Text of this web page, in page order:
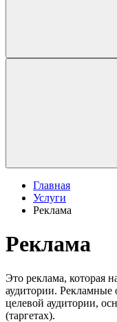
Главная
Услуги
Реклама
Реклама
Это реклама, которая
аудитории. Рекламные
целевой аудитории,
(таргетах).